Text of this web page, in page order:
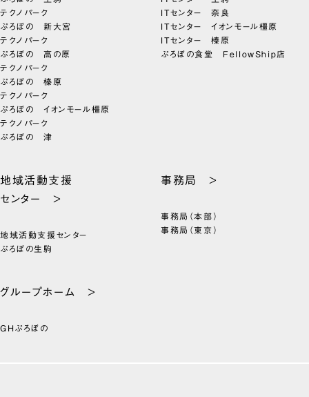
テクノパーク
ぷろぼの 新大宮
テクノパーク
ぷろぼの 高の原
テクノパーク
ぷろぼの 榛原
テクノパーク
ぷろぼの イオンモール橿原
テクノパーク
ぷろぼの 津
ITセンター 奈良
ITセンター イオンモール橿原
ITセンター 榛原
ぷろぼの食堂 FellowShip店
地域活動支援
センター >
地域活動支援センター
ぷろぼの生駒
事務局 >
事務局（本部）
事務局（東京）
グループホーム >
GHぷろぼの